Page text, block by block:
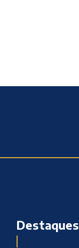
Destaques